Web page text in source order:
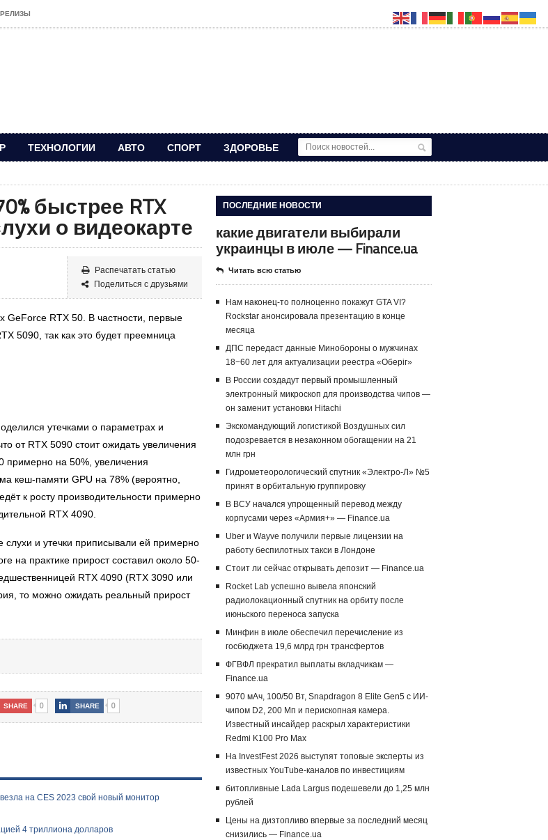
ТЕХНОЛОГИИ АВТО СПОРТ ЗДОРОВЬЕ
быстрее RTX
о видеокарте
Распечатать статью
Поделиться с друзьями
GeForce RTX 50. В частности, первые
5090, так как это будет преемница
утечками о параметрах и
от RTX 5090 стоит ожидать увеличения
примерно на 50%, увеличения
кеш-памяти GPU на 78% (вероятно,
к росту производительности примерно
RTX 4090.
и утечки приписывали ей примерно
на практике прирост составил около 50-
RTX 4090 (RTX 3090 или
то можно ожидать реальный прирост
SHARE 0 SHARE 0
на CES 2023 свой новый монитор
4 триллиона долларов
ПОСЛЕДНИЕ НОВОСТИ
какие двигатели выбирали
украинцы в июле — Finance.ua
Читать всю статью
Нам наконец-то полноценно покажут GTA VI?
Rockstar анонсировала презентацию в конце
месяца
ДПС передаст данные Минобороны о мужчинах
18−60 лет для актуализации реестра «Оберіг»
В России создадут первый промышленный
электронный микроскоп для производства чипов —
он заменит установки Hitachi
Экскомандующий логистикой Воздушных сил
подозревается в незаконном обогащении на 21
млн грн
Гидрометеорологический спутник «Электро-Л» №5
принят в орбитальную группировку
В ВСУ начался упрощенный перевод между
корпусами через «Армия+» — Finance.ua
Uber и Wayve получили первые лицензии на
работу беспилотных такси в Лондоне
Стоит ли сейчас открывать депозит — Finance.ua
Rocket Lab успешно вывела японский
радиолокационный спутник на орбиту после
июньского переноса запуска
Минфин в июле обеспечил перечисление из
госбюджета 19,6 млрд грн трансфертов
ФГВФЛ прекратил выплаты вкладчикам —
Finance.ua
9070 мАч, 100/50 Вт, Snapdragon 8 Elite Gen5 с ИИ-
чипом D2, 200 Мп и перископная камера.
Известный инсайдер раскрыл характеристики
Redmi K100 Pro Max
На InvestFest 2026 выступят топовые эксперты из
известных YouTube-каналов по инвестициям
битопливные Lada Largus подешевели до 1,25 млн
рублей
Цены на дизтопливо впервые за последний месяц
снизились — Finance.ua